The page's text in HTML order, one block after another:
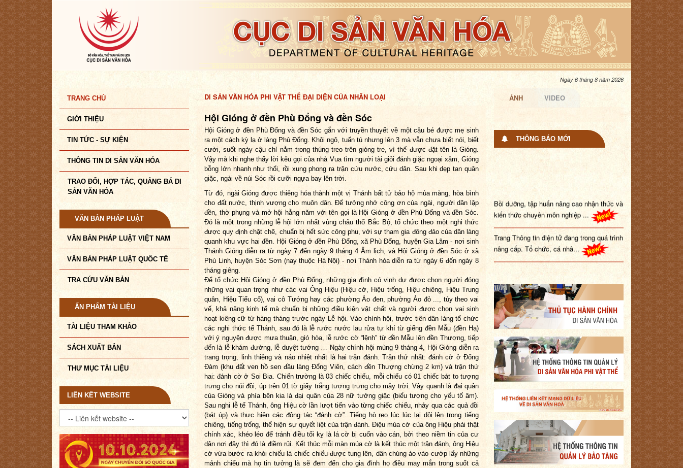
Ngày 6 tháng 8 năm 2026
TRANG CHỦ
GIỚI THIỆU
TIN TỨC - SỰ KIỆN
THÔNG TIN DI SẢN VĂN HÓA
TRAO ĐỔI, HỢP TÁC, QUẢNG BÁ DI
SẢN VĂN HÓA
VĂN BẢN PHÁP LUẬT
VĂN BẢN PHÁP LUẬT VIỆT NAM
VĂN BẢN PHÁP LUẬT QUỐC TẾ
TRA CỨU VĂN BẢN
ẤN PHẨM TÀI LIỆU
TÀI LIỆU THAM KHẢO
SÁCH XUẤT BẢN
THƯ MỤC TÀI LIỆU
LIÊN KẾT WEBSITE
DI SẢN VĂN HÓA PHI VẬT THỂ ĐẠI DIỆN CỦA NHÂN LOẠI
Hội Gióng ở đền Phù Đổng và đền Sóc
Hội Gióng ở đền Phù Đổng và đền Sóc gắn với truyền thuyết về một cậu bé được mẹ sinh
ra một cách kỳ lạ ở làng Phù Đổng. Khôi ngô, tuấn tú nhưng lên 3 mà vẫn chưa biết nói, biết
cười, suốt ngày cậu chỉ nằm trong thúng treo trên gióng tre, vì thế được đặt tên là Gióng.
Vậy mà khi nghe thấy lời kêu gọi của nhà Vua tìm người tài giỏi đánh giặc ngoại xâm, Gióng
bỗng lớn nhanh như thổi, rồi xung phong ra trận cứu nước, cứu dân. Sau khi dẹp tan quân
giặc, ngài về núi Sóc rồi cưỡi ngựa bay lên trời.
Từ đó, ngài Gióng được thiêng hóa thành một vị Thánh bất tử bảo hộ mùa màng, hòa bình
cho đất nước, thịnh vượng cho muôn dân. Để tưởng nhớ công ơn của ngài, người dân lập
đền, thờ phụng và mở hội hằng năm với tên gọi là Hội Gióng ở đền Phù Đổng và đền Sóc.
Đó là một trong những lễ hội lớn nhất vùng châu thổ Bắc Bộ, tổ chức theo một nghi thức
được quy định chặt chẽ, chuẩn bị hết sức công phu, với sự tham gia đông đảo của dân làng
quanh khu vực hai đền. Hội Gióng ở đền Phù Đổng, xã Phù Đổng, huyện Gia Lâm - nơi sinh
Thánh Gióng diễn ra từ ngày 7 đến ngày 9 tháng 4 Âm lịch, và Hội Gióng ở đền Sóc ở xã
Phù Linh, huyện Sóc Sơn (nay thuộc Hà Nội) - nơi Thánh hóa diễn ra từ ngày 6 đến ngày 8
tháng giêng.
Để tổ chức Hội Gióng ở đền Phù Đổng, những gia đình có vinh dự được chọn người đóng
những vai quan trọng như các vai Ông Hiệu (Hiệu cờ, Hiệu trống, Hiệu chiêng, Hiệu Trung
quân, Hiệu Tiểu cổ), vai cô Tướng hay các phường Áo đen, phường Áo đỏ ..., tùy theo vai
vế, khả năng kinh tế mà chuẩn bị những điều kiện vật chất và người được chọn vai sinh
hoạt kiêng cữ từ hàng tháng trước ngày Lễ hội. Vào chính hội, trước tiên dân làng tổ chức
các nghi thức tế Thánh, sau đó là lễ rước nước lau rửa tự khí từ giếng đền Mẫu (đền Hạ)
với ý nguyện được mưa thuận, gió hòa, lễ rước cờ “lệnh” từ đền Mẫu lên đền Thượng, tiếp
đến là lễ khám đường, lễ duyệt tướng … Ngày chính hội mùng 9 tháng 4, Hội Gióng diễn ra
trang trọng, linh thiêng và náo nhiệt nhất là hai trận đánh. Trận thứ nhất: đánh cờ ở Đống
Đàm (khu đất ven hồ sen đầu làng Đổng Viên, cách đền Thượng chừng 2 km) và trận thứ
hai: đánh cờ ở Soi Bia. Chiến trường là 03 chiếc chiếu, mỗi chiếu có 01 chiếc bát to tượng
trưng cho núi đồi, úp trên 01 tờ giấy trắng tượng trưng cho mây trời. Vây quanh là đại quân
của Gióng và phía bên kia là đại quân của 28 nữ tướng giặc (biểu tượng cho yếu tố âm).
Sau nghi lễ tế Thánh, ông Hiệu cờ lần lượt tiến vào từng chiếc chiếu, nhảy qua các quả đồi
(bát úp) và thực hiện các động tác “đánh cờ”. Tiếng hò reo lúc lúc lại dội lên trong tiếng
chiêng, tiếng trống, thể hiện sự quyết liệt của trận đánh. Điệu múa cờ của ông Hiệu phải thật
chính xác, khéo léo để tránh điều tối kỵ là lá cờ bị cuốn vào cán, bởi theo niềm tin của cư
dân nơi đây thì đó là điềm rủi. Kết thúc mỗi màn múa cờ là kết thúc một trận đánh, ông Hiệu
cờ vừa bước ra khỏi chiếu là chiếc chiếu được tung lên, dân chúng ào vào cướp lấy những
mảnh chiếu mà họ tin tưởng là sẽ đem đến cho gia đình họ điều may mắn trong suốt cả
ẢNH VIDEO
THÔNG BÁO MỚI
Bồi dưỡng, tập huấn nâng cao nhận thức và
kiến thức chuyên môn nghiệp ...
Trang Thông tin điện tử đang trong quá trình
nâng cấp. Tổ chức, cá nhâ...